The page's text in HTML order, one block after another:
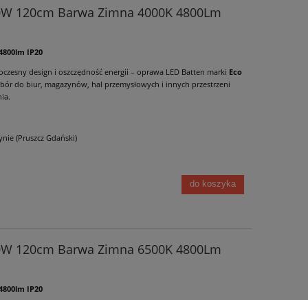
120cm Barwa Zimna 4000K 4800Lm
IP20
design i oszczędność energii – oprawa LED Batten marki Eco
do biur, magazynów, hal przemysłowych i innych przestrzeni
(Pruszcz Gdański)
do koszyka
120cm Barwa Zimna 6500K 4800Lm
IP20